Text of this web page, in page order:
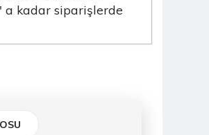
a kadar siparişlerde